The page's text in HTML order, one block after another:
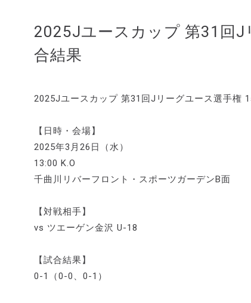
2025Jユースカップ 第31回
合結果
2025Jユースカップ 第31回Jリーグユース選手権
【日時・会場】
2025年3月26日（水）
13:00 K.O
千曲川リバーフロント・スポーツガーデンB面
【対戦相手】
vs ツエーゲン金沢 U-18
【試合結果】
0-1（0-0、0-1）